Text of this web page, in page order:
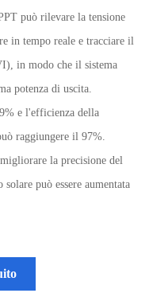
può rilevare la tensione
in tempo reale e tracciare il
in modo che il sistema
potenza di uscita.
e l'efficienza della
raggiungere il 97%.
la precisione del
può essere aumentata